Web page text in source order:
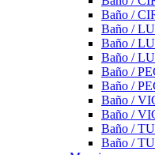
Baño /
Baño /
Baño /
Baño /
Baño /
Baño /
Baño /
Baño /
Baño /
Baño /